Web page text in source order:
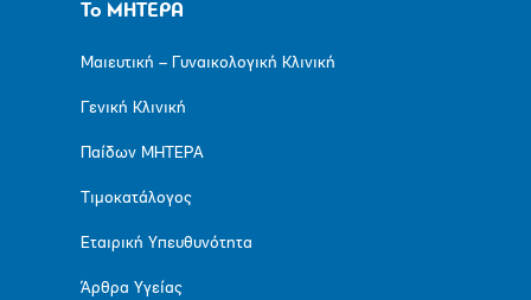
Το ΜΗΤΕΡΑ
Μαιευτική – Γυναικολογική Κλινική
Γενική Κλινική
Παίδων ΜΗΤΕΡΑ
Τιμοκατάλογος
Εταιρική Υπευθυνότητα
Άρθρα Υγείας